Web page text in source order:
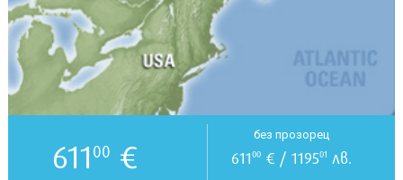
611 00 €
без прозорец
61100€ / 119501 лв.